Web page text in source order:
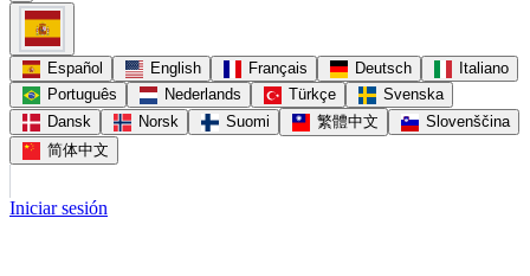
Español English Français Deutsch
Italiano
Português
Nederlands Türkçe
Svenska
Dansk
Norsk Suomi 繁體中文
Slovenščina
简体中文
Iniciar sesión